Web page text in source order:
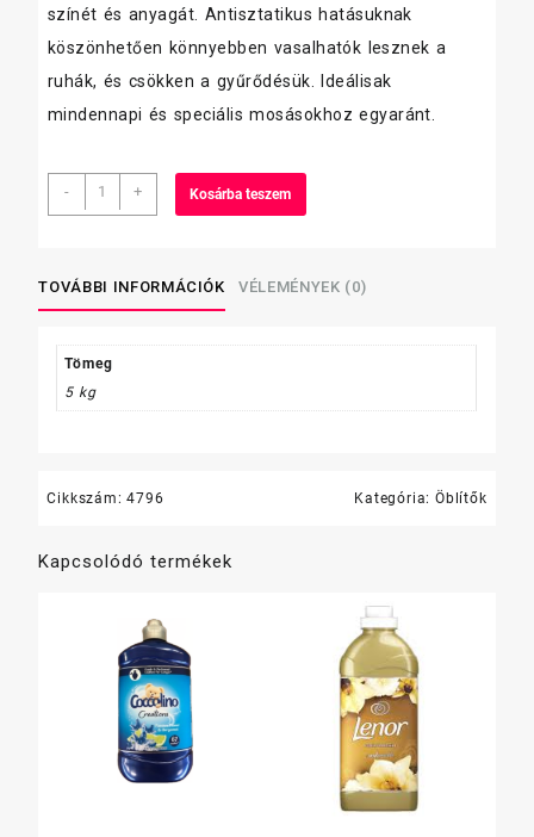
színét és anyagát. Antisztatikus hatásuknak
köszönhetően könnyebben vasalhatók lesznek a
ruhák, és csökken a gyűrődésük. Ideálisak
mindennapi és speciális mosásokhoz egyaránt.
-
Oxigén
földbarát
liter
(Parfüm)
+ Kosárba teszem
TOVÁBBI INFORMÁCIÓK VÉLEMÉNYEK (0)
Tömeg
5 kg
Cikkszám:4796 Kategória: Öblítők
Kapcsolódó termékek